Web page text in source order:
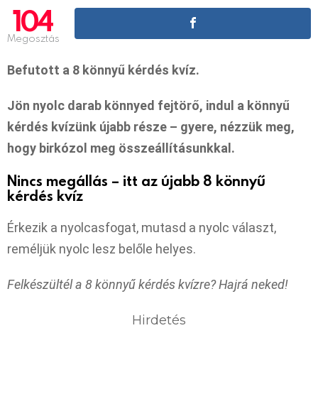
104
Megosztás
Befutott a 8 könnyű kérdés kvíz.
Jön nyolc darab könnyed fejtörő, indul a könnyű
kérdés kvízünk újabb része – gyere, nézzük meg,
hogy birkózol meg összeállításunkkal.
Nincs megállás – itt az újabb 8 könnyű
kérdés kvíz
Érkezik a nyolcasfogat, mutasd a nyolc választ,
reméljük nyolc lesz belőle helyes.
Felkészültél a 8 könnyű kérdés kvízre? Hajrá neked!
Hirdetés